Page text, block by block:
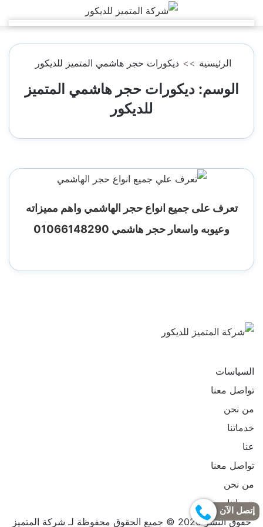
إلى
المحتوى
الرئيسية >> ديكورات حجر هاشمي المتميز للديكور
الوسم:ديكورات حجر هاشمي المتميز
للديكور
تعرف على جميع انواع حجر الهاشمي واهم مميزاته
وعيوبه واسعار حجر هاشمي 01066148290
على
فيسبوك
على
يوتيوب
السياسات
تواصل معنا
من نحن
خدماتنا
عنا
تواصل معنا
من نحن
خدماتنا
حقوق النشر 2026 © جميع الحقوق محفوظة لـ شركة المتميز
إتصل الآن